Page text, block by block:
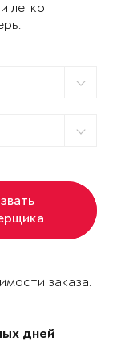
легко
заказа.
дней